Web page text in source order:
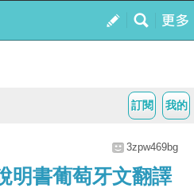
我的
訂閱
3zpw469bg
明書葡萄牙文翻譯